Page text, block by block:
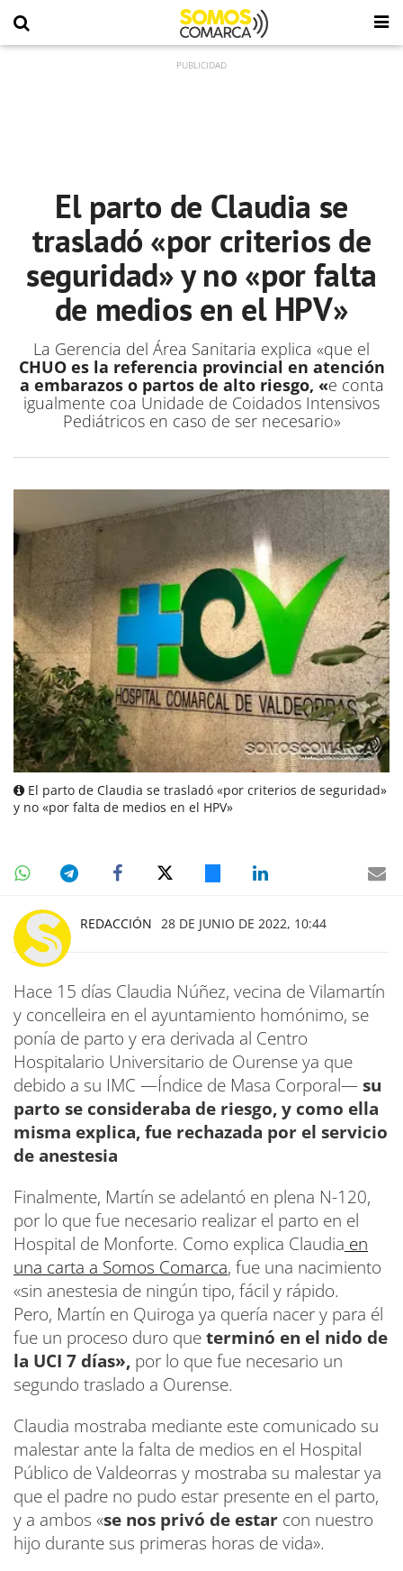
El parto de Claudia se
trasladó «por criterios de
seguridad» y no «por falta
de medios en el HPV»
La Gerencia del Área Sanitaria explica «que el
CHUO es la referencia provincial en atención
a embarazos o partos de alto riesgo, «e conta
igualmente coa Unidade de Coidados Intensivos
Pediátricos en caso de ser necesario»
El parto de Claudia se trasladó «por criterios de seguridad»
y no «por falta de medios en el HPV»
REDACCIÓN 28 DE JUNIO DE 2022, 10:44
Hace 15 días Claudia Núñez, vecina de Vilamartín
y concelleira en el ayuntamiento homónimo, se
ponía de parto y era derivada al Centro
Hospitalario Universitario de Ourense ya que
debido a su IMC —Índice de Masa Corporal—su
parto se consideraba de riesgo, y como ella
misma explica, fue rechazada por el servicio
de anestesia
Finalmente, Martín se adelantó en plena N-120,
por lo que fue necesario realizar el parto en el
Hospital de Monforte. Como explica Claudia en
una carta a Somos Comarca, fue una nacimiento
«sin anestesia de ningún tipo, fácil y rápido.
Pero, Martín en Quiroga ya quería nacer y para él
fue un proceso duro queterminó en el nido de
la UCI 7 días», por lo que fue necesario un
segundo traslado a Ourense.
Claudia mostraba mediante este comunicado su
malestar ante la falta de medios en el Hospital
Público de Valdeorras y mostraba su malestar ya
que el padre no pudo estar presente en el parto,
y a ambos «se nos privó de estar con nuestro
hijo durante sus primeras horas de vida».